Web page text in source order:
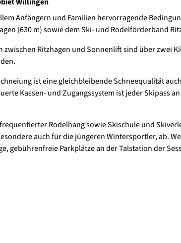
Anfängern und Familien hervorragende
(630 m) sowie dem Ski- und Rodelförderband
zwischen Ritzhagen und Sonnenlift sind über zwei
ist eine gleichbleibende Schneequalität
Kassen- und Zugangssystem ist jeder Skipass
Rodelhang sowie Skischule und
auch für die jüngeren Wintersportler, ab.
gebührenfreie Parkplätze an der Talstation der